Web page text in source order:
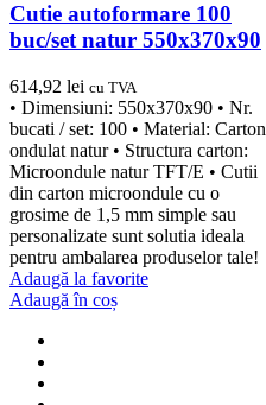
Cutie autoformare 100
buc/set natur 550x370x90
614,92 lei cu TVA
• Dimensiuni: 550x370x90 • Nr.
bucati / set: 100 • Material: Carton
ondulat natur • Structura carton:
Microondule natur TFT/E • Cutii
din carton microondule cu o
grosime de 1,5 mm simple sau
personalizate sunt solutia ideala
pentru ambalarea produselor tale!
Adaugă la favorite
Adaugă în coș